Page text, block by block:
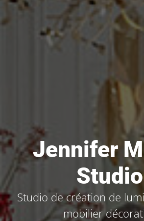
Jennifer
Studio
Studio de création de
mobilier